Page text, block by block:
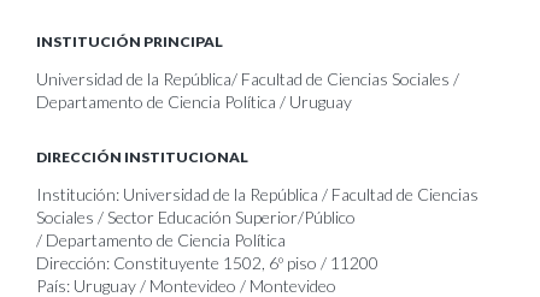
INSTITUCIÓN PRINCIPAL
Universidad de la República/ Facultad de Ciencias Sociales /
Departamento de Ciencia Política / Uruguay
DIRECCIÓN INSTITUCIONAL
Institución: Universidad de la República / Facultad de Ciencias
Sociales / Sector Educación Superior/Público
/ Departamento de Ciencia Política
Dirección: Constituyente 1502, 6º piso / 11200
País: Uruguay / Montevideo / Montevideo